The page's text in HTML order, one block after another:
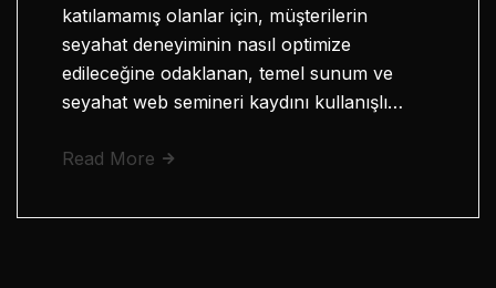
katılamamış olanlar için, müşterilerin
seyahat deneyiminin nasıl optimize
edileceğine odaklanan, temel sunum ve
seyahat web semineri kaydını kullanışlı…
Read More